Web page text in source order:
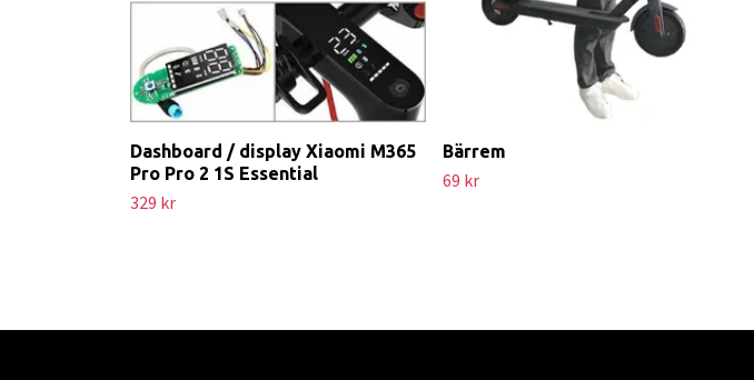
Dashboard / display Xiaomi M365
Pro Pro 2 1S Essential
329 kr
Bärrem
69 kr